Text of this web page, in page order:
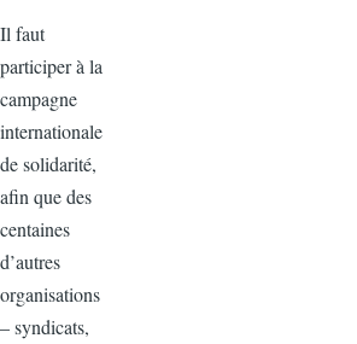
Il faut
participer à la
campagne
internationale
de solidarité,
afin que des
centaines
d’autres
organisations
– syndicats,